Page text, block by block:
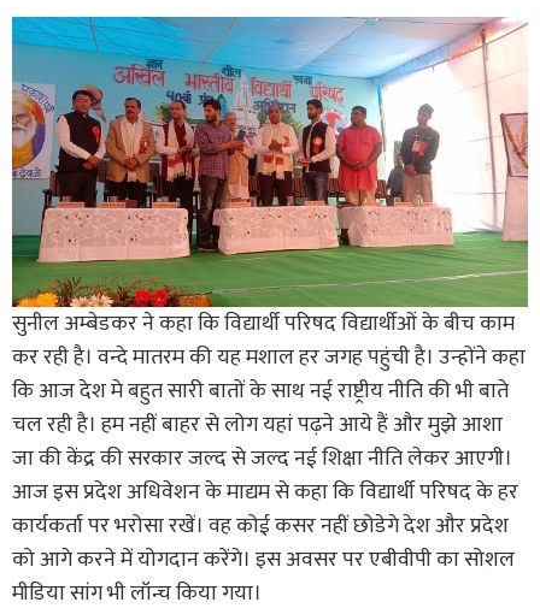
सुनील अम्बेडकर ने कहा कि विद्यार्थी परिषद विद्यार्थीओं के बीच काम
कर रही है। वन्दे मातरम की यह मशाल हर जगह पहुंची है। उन्होंने कहा
कि आज देश मे बहुत सारी बातों के साथ नई राष्ट्रीय नीति की भी बाते
चल रही है। हम नहीं बाहर से लोग यहां पढ़ने आये हैं और मुझे आशा
जा की केंद्र की सरकार जल्द से जल्द नई शिक्षा नीति लेकर आएगी।
आज इस प्रदेश अधिवेशन के माद्यम से कहा कि विद्यार्थी परिषद के हर
कार्यकर्ता पर भरोसा रखें। वह कोई कसर नहीं छोडेगे देश और प्रदेश
को आगे करने में योगदान करेंगे। इस अवसर पर एबीवीपी का सोशल
मीडिया सांग भी लॉन्च किया गया।